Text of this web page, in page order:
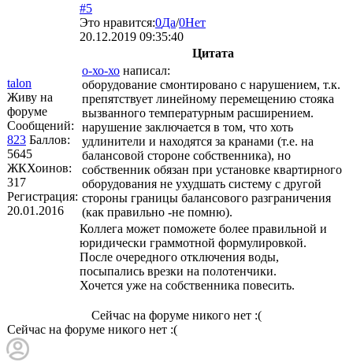
talon
Живу на
форуме
Сообщений:
823 Баллов:
5645
ЖКХоинов:
317
Регистрация:
20.01.2016
#5
Это нравится:0Да/0Нет
20.12.2019 09:35:40
Цитата
о-хо-хо написал:
оборудование смонтировано с нарушением, т.к.
препятствует линейному перемещению стояка
вызванного температурным расширением.
нарушение заключается в том, что хоть
удлинители и находятся за кранами (т.е. на
балансовой стороне собственника), но
собственник обязан при установке квартирного
оборудования не ухудшать систему с другой
стороны границы балансового разграничения
(как правильно -не помню).
Коллега может поможете более правильной и
юридически граммотной формулировкой.
После очередного отключения воды,
посыпались врезки на полотенчики.
Хочется уже на собственника повесить.
Сейчас на форуме никого нет :(
Сейчас на форуме никого нет :(